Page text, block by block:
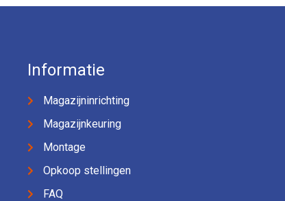
Informatie
Magazijninrichting
Magazijnkeuring
Montage
Opkoop stellingen
FAQ